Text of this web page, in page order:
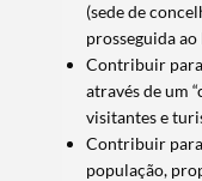
Categorias
(sede de
prosseguida
Contribuir
através de um
visitantes e
Contribuir
população,